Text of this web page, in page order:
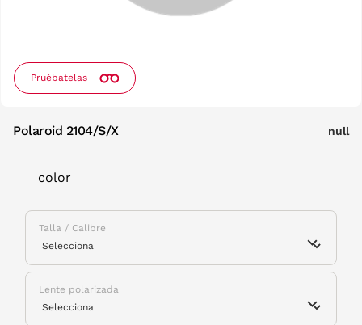
Pruébatelas
Polaroid 2104/S/X null
color
Talla / Calibre
Lente polarizada